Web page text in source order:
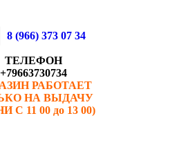
8 (966) 373 07 34
ТЕЛЕФОН
+79663730734
РАБОТАЕТ
НА ВЫДАЧУ
С 11 00 до 13 00)